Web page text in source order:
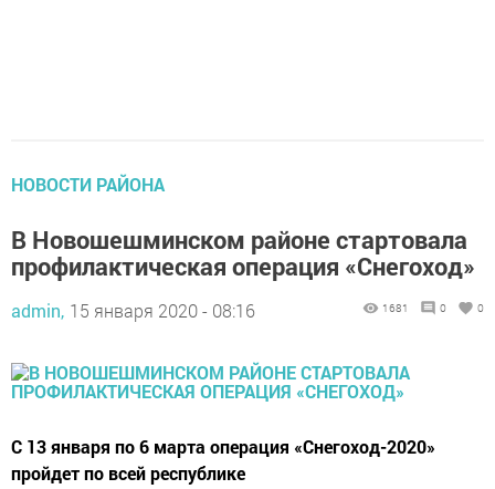
НОВОСТИ РАЙОНА
В Новошешминском районе стартовала
профилактическая операция «Снегоход»
admin, 15 января 2020 - 08:16 1681 0 0
С 13 января по 6 марта операция «Снегоход-2020»
пройдет по всей республике